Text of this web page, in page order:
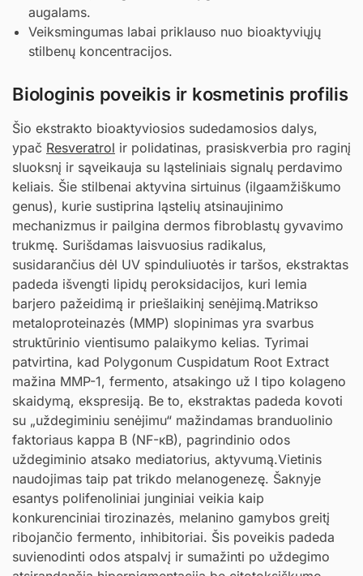
augalams.
Veiksmingumas labai priklauso nuo bioaktyviųjų
stilbenų koncentracijos.
Biologinis poveikis ir kosmetinis profilis
Šio ekstrakto bioaktyviosios sudedamosios dalys,
ypač Resveratrol ir polidatinas, prasiskverbia pro raginį
sluoksnį ir sąveikauja su ląsteliniais signalų perdavimo
keliais. Šie stilbenai aktyvina sirtuinus (ilgaamžiškumo
genus), kurie sustiprina ląstelių atsinaujinimo
mechanizmus ir pailgina dermos fibroblastų gyvavimo
trukmę. Surišdamas laisvuosius radikalus,
susidarančius dėl UV spinduliuotės ir taršos, ekstraktas
padeda išvengti lipidų peroksidacijos, kuri lemia
barjero pažeidimą ir priešlaikinį senėjimą.Matrikso
metaloproteinazės (MMP) slopinimas yra svarbus
struktūrinio vientisumo palaikymo kelias. Tyrimai
patvirtina, kad Polygonum Cuspidatum Root Extract
mažina MMP-1, fermento, atsakingo už I tipo kolageno
skaidymą, ekspresiją. Be to, ekstraktas padeda kovoti
su „uždegiminiu senėjimu“ mažindamas branduolinio
faktoriaus kappa B (NF-κB), pagrindinio odos
uždegiminio atsako mediatorius, aktyvumą.Vietinis
naudojimas taip pat trikdo melanogenezę. Šaknyje
esantys polifenoliniai junginiai veikia kaip
konkurenciniai tirozinazės, melanino gamybos greitį
ribojančio fermento, inhibitoriai. Šis poveikis padeda
suvienodinti odos atspalvį ir sumažinti po uždegimo